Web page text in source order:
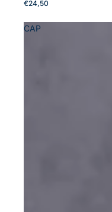
€24,50
CAP